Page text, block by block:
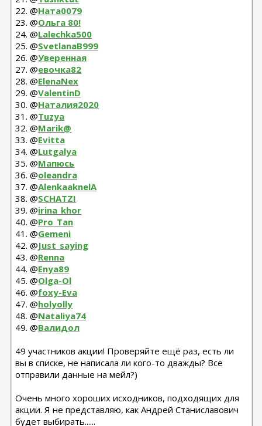
22. @Ната0079
23. @Ольга 80!
24. @Lalechka500
25. @SvetlanaB999
26. @Уверенная
27. @евочка82
28. @ElenaNex
29. @ValentinD
30. @Наталия2020
31. @Tuzya
32. @Marik@
33. @Evitta
34. @Lutgalya
35. @Мапюсь
36. @oleandra
37. @AlenkaaknelA
38. @SCHATZI
39. @irina_khor
40. @Pro_Tan
41. @Gemeni
42. @Just_saying
43. @Renna
44. @Enya89
45. @Olga-Ol
46. @foxy-Eva
47. @holyolly
48. @Nataliya74
49. @Валидол
49 участников акции! Проверяйте ещё раз, есть ли
вы в списке, не написала ли кого-то дважды? Все
отправили данные на мейл?)
Очень много хороших исходников, подходящих для
акции. Я не представляю, как Андрей Станиславович
будет выбирать......